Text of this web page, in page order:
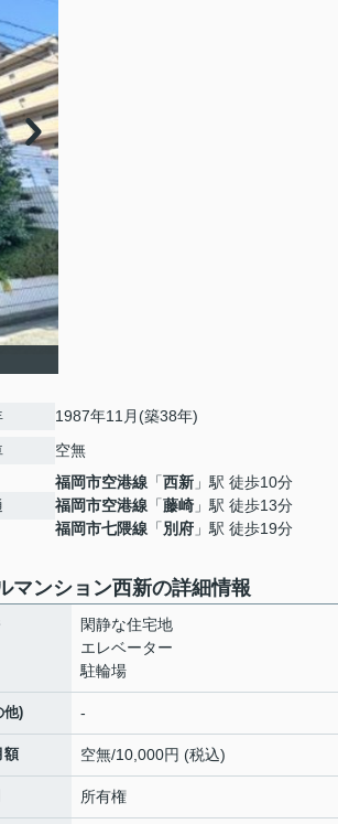
1987年11月(築38年)
空無
福岡市空港線 「西新 」駅 徒歩10分
福岡市空港線 「藤崎 」駅 徒歩13分
福岡市七隈線 「別府 」駅 徒歩19分
マンション西新の詳細情報
閑静な住宅地
エレベーター
駐輪場
他) -
額 空無/10,000円 (税込)
所有権